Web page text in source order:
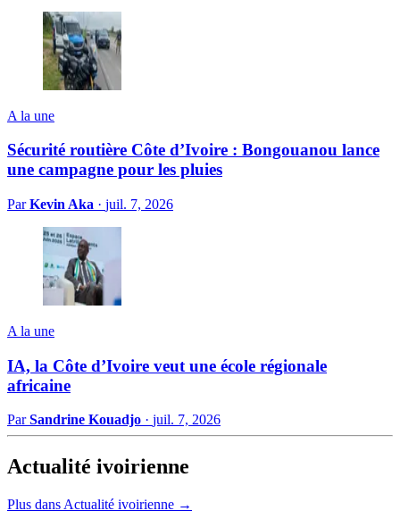
A la une
Sécurité routière Côte d’Ivoire : Bongouanou lance
une campagne pour les pluies
ParKevin Aka · juil. 7, 2026
A la une
IA, la Côte d’Ivoire veut une école régionale
africaine
ParSandrine Kouadjo · juil. 7, 2026
Actualité ivoirienne
Plus dans Actualité ivoirienne →